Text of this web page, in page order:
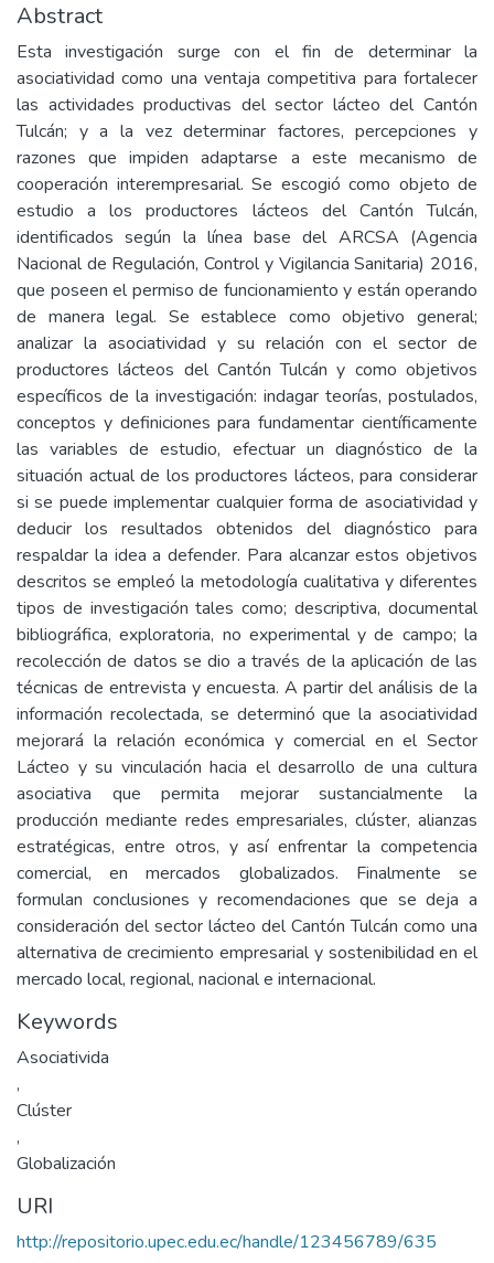
Abstract
Esta investigación surge con el fin de determinar la
asociatividad como una ventaja competitiva para fortalecer
las actividades productivas del sector lácteo del Cantón
Tulcán; y a la vez determinar factores, percepciones y
razones que impiden adaptarse a este mecanismo de
cooperación interempresarial. Se escogió como objeto de
estudio a los productores lácteos del Cantón Tulcán,
identificados según la línea base del ARCSA (Agencia
Nacional de Regulación, Control y Vigilancia Sanitaria) 2016,
que poseen el permiso de funcionamiento y están operando
de manera legal. Se establece como objetivo general;
analizar la asociatividad y su relación con el sector de
productores lácteos del Cantón Tulcán y como objetivos
específicos de la investigación: indagar teorías, postulados,
conceptos y definiciones para fundamentar científicamente
las variables de estudio, efectuar un diagnóstico de la
situación actual de los productores lácteos, para considerar
si se puede implementar cualquier forma de asociatividad y
deducir los resultados obtenidos del diagnóstico para
respaldar la idea a defender. Para alcanzar estos objetivos
descritos se empleó la metodología cualitativa y diferentes
tipos de investigación tales como; descriptiva, documental
bibliográfica, exploratoria, no experimental y de campo; la
recolección de datos se dio a través de la aplicación de las
técnicas de entrevista y encuesta. A partir del análisis de la
información recolectada, se determinó que la asociatividad
mejorará la relación económica y comercial en el Sector
Lácteo y su vinculación hacia el desarrollo de una cultura
asociativa que permita mejorar sustancialmente la
producción mediante redes empresariales, clúster, alianzas
estratégicas, entre otros, y así enfrentar la competencia
comercial, en mercados globalizados. Finalmente se
formulan conclusiones y recomendaciones que se deja a
consideración del sector lácteo del Cantón Tulcán como una
alternativa de crecimiento empresarial y sostenibilidad en el
mercado local, regional, nacional e internacional.
Keywords
Asociativida
,
Clúster
,
Globalización
URI
http://repositorio.upec.edu.ec/handle/123456789/635